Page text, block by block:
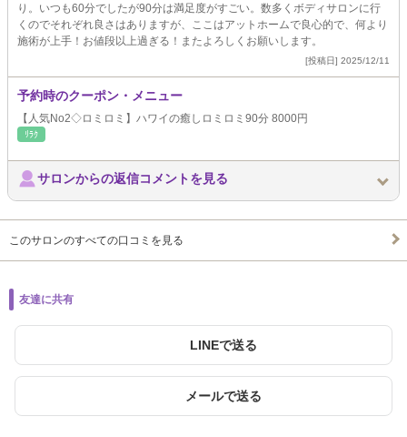
り。いつも60分でしたが90分は満足度がすごい。数多くボディサロンに行
くのでそれぞれ良さはありますが、ここはアットホームで良心的で、何より
施術が上手！お値段以上過ぎる！またよろしくお願いします。
[投稿日] 2025/12/11
予約時のクーポン・メニュー
【人気No2◇ロミロミ】ハワイの癒しロミロミ90分 8000円
ﾘﾗｸ
サロンからの返信コメントを見る
このサロンのすべての口コミを見る
友達に共有
LINEで送る
メールで送る